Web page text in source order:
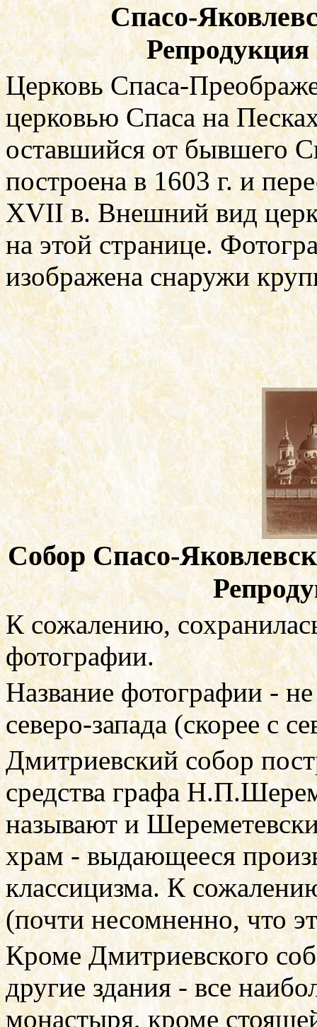
Спасо-
Церковь Спаса-
церковью Спаса на
оставшийся от бывшего
построена в 1603 г. и
XVIIв. Внешний вид
на этой странице.
изображена снаружи
Собор Спасо-
К сожалению,
фотографии.
Название фотографии -
северо-запада (скорее с
Дмитриевский собор
средства графа
называют и
храм - выдающееся
классицизма. К
(почти несомненно, что
Кроме Дмитриевского
другие здания - все
монастыря, кроме